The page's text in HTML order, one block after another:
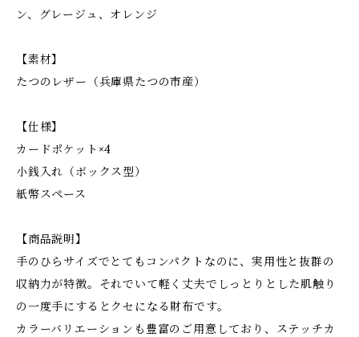
ン、グレージュ、オレンジ
【素材】
たつのレザー（兵庫県たつの市産）
【仕様】
カードポケット×4
小銭入れ（ボックス型）
紙幣スペース
【商品説明】
手のひらサイズでとてもコンパクトなのに、実用性と抜群の
収納力が特徴。それでいて軽く丈夫でしっとりとした肌触り
の一度手にするとクセになる財布です。
カラーバリエーションも豊富のご用意しており、ステッチカ